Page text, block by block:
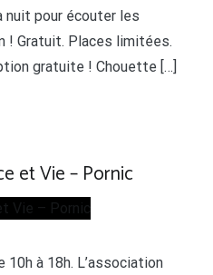
pour écouter les
! Gratuit. Places limitées.
gratuite ! Chouette […]
et Vie – Pornic
10h à 18h. L’association